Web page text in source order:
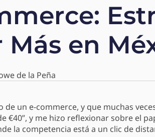
Más en
de la Peña
un e-commerce, y que muchas
€40”, y me hizo reflexionar sobre el
la competencia está a un clic de